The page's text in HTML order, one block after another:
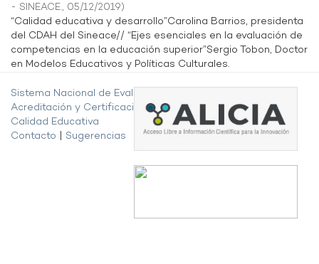
- SINEACE., 05/12/2019)
“Calidad educativa y desarrollo”Carolina Barrios, presidenta
del CDAH del Sineace// “Ejes esenciales en la evaluación de
competencias en la educación superior”Sergio Tobon, Doctor
en Modelos Educativos y Políticas Culturales.
Sistema Nacional de Evaluación,
Acreditación y Certificación de la
Calidad Educativa
Contacto
Sugerencias